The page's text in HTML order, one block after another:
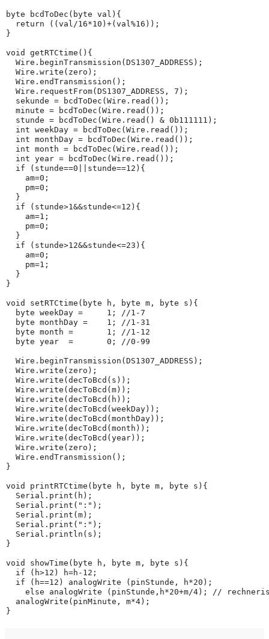
byte bcdToDec(byte val){
  return ((val/16*10)+(val%16));
}
void getRTCtime(){
  Wire.beginTransmission(DS1307_ADDRESS);
  Wire.write(zero);
  Wire.endTransmission();
  Wire.requestFrom(DS1307_ADDRESS, 7);
  sekunde = bcdToDec(Wire.read());
  minute = bcdToDec(Wire.read());
  stunde = bcdToDec(Wire.read() & 0b111111);
  int weekDay = bcdToDec(Wire.read());
  int monthDay = bcdToDec(Wire.read());
  int month = bcdToDec(Wire.read());
  int year = bcdToDec(Wire.read());
  if (stunde==0||stunde==12){
    am=0;
    pm=0;
  }
  if (stunde>1&&stunde<=12){
    am=1;
    pm=0;
  }
  if (stunde>12&&stunde<=23){
    am=0;
    pm=1;
  }
}
void setRTCtime(byte h, byte m, byte s){
  byte weekDay =     1; //1-7
  byte monthDay =    1; //1-31
  byte month =       1; //1-12
  byte year  =       0; //0-99
  Wire.beginTransmission(DS1307_ADDRESS);
  Wire.write(zero);
  Wire.write(decToBcd(s));
  Wire.write(decToBcd(m));
  Wire.write(decToBcd(h));
  Wire.write(decToBcd(weekDay));
  Wire.write(decToBcd(monthDay));
  Wire.write(decToBcd(month));
  Wire.write(decToBcd(year));
  Wire.write(zero);
  Wire.endTransmission();
}
void printRTCtime(byte h, byte m, byte s){
  Serial.print(h);
  Serial.print(":");
  Serial.print(m);
  Serial.print(":");
  Serial.println(s);
}
void showTime(byte h, byte m, byte s){
  if (h>12) h=h-12;
  if (h==12) analogWrite (pinStunde, h*20);
else analogWrite (pinStunde,h*20+m/4); //
  analogWrite(pinMinute, m*4);